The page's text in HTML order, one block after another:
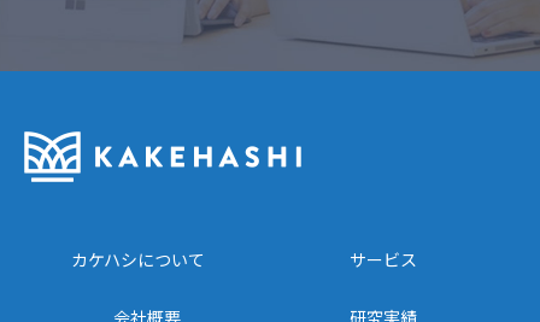
カケハシについて サービス
会社概要 研究実績